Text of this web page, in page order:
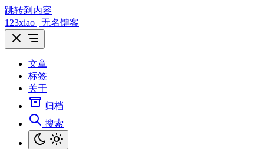
跳转到内容
123xiao | 无名键客
文章
标签
关于
归档
搜索